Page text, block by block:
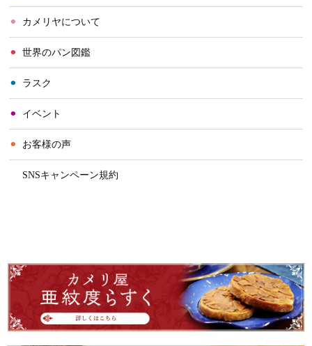
⚫︎ カメリヤについて
⚫︎ 世界のパン図鑑
⚫︎ ラスク
⚫︎ イベント
⚫︎ お客様の声
SNSキャンペーン規約